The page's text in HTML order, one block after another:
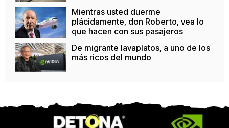
Mientras usted duerme
plácidamente, don Roberto, vea lo
que hacen con sus pasajeros
De migrante lavaplatos, a uno de los
más ricos del mundo